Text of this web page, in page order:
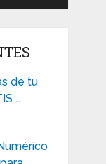
de tu
…